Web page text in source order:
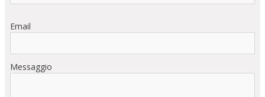
Email
Messaggio